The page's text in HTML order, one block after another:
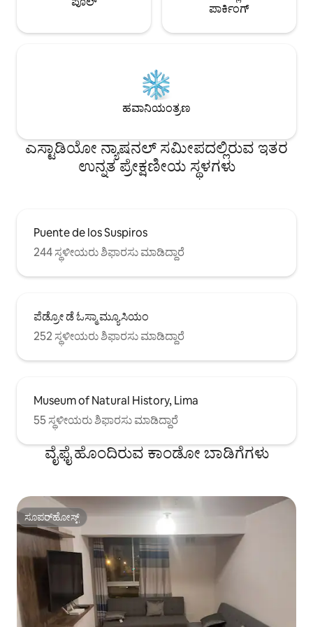
ಪಾರ್ಕಿಂಗ್
ಹವಾನಿಯಂತ್ರಣ
ಎಸ್ಟಾಡಿಯೋ ನ್ಯಾಷನಲ್ ಸಮೀಪದಲ್ಲಿರುವ ಇತರ
ಉನ್ನತ ಪ್ರೇಕ್ಷಣೀಯ ಸ್ಥಳಗಳು
Puente de los Suspiros
244 ಸ್ಥಳೀಯರು ಶಿಫಾರಸು ಮಾಡಿದ್ದಾರೆ
ಪೆಡ್ರೋ ಡೆ ಓಸ್ಮಾ ಮ್ಯೂಸಿಯಂ
252 ಸ್ಥಳೀಯರು ಶಿಫಾರಸು ಮಾಡಿದ್ದಾರೆ
Museum of Natural History, Lima
55 ಸ್ಥಳೀಯರು ಶಿಫಾರಸು ಮಾಡಿದ್ದಾರೆ
ವೈಫೈ ಹೊಂದಿರುವ ಕಾಂಡೋ ಬಾಡಿಗೆಗಳು
ಸೂಪರ್‌ಹೋಸ್ಟ್
ಸೂಪರ್‌ಹೋಸ್ಟ್